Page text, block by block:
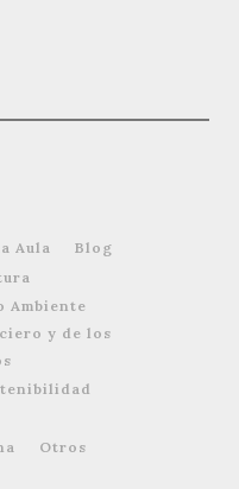
Aula
Blog
Ambiente
y de los
Otros